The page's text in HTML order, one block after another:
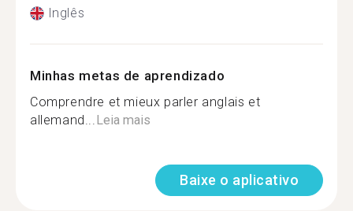
Inglês
Minhas metas de aprendizado
Comprendre et mieux parler anglais et
allemand...Leia mais
Baixe o aplicativo